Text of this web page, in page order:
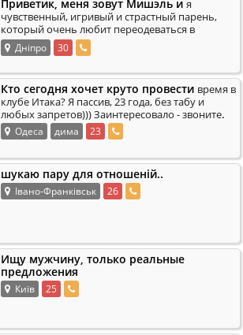
Приветик, меня зовут Мишэль и я
чувственный, игривый и страстный парень,
который очень любит переодеваться в
женское, играть маленькую девочку) Жду
сильного, во.
Дніпро 30
Кто сегодня хочет круто провести время в
клубе Итака? Я пассив, 23 года, без табу и
любых запретов))) Заинтересовало - звоните.
Одеса дима 23
шукаю пару для отношеній..
Івано-Франківськ 26
Ищу мужчину, только реальные
предложения
Київ 25